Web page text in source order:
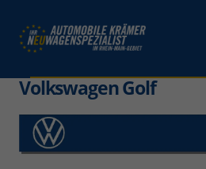
Volkswagen Golf